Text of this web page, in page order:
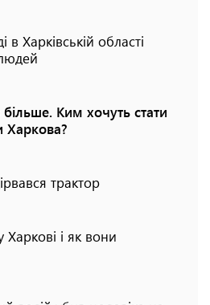
Харківській області
більше. Ким хочуть стати
Харкова?
трактор
Харкові і як вони